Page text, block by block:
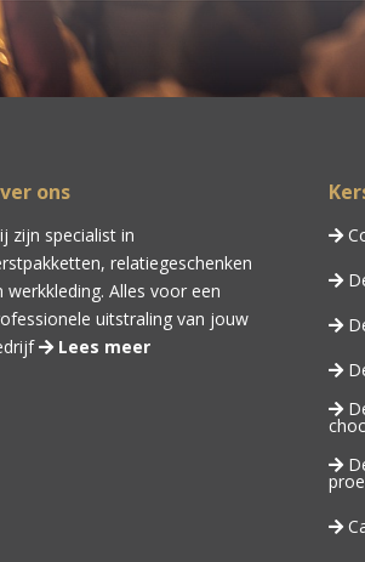
ons
zijn specialist in
relatiegeschenken
werkkleding. Alles voor een
uitstraling van jouw
Lees meer